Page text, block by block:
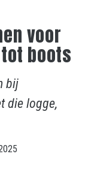
voor
boots
bij
die logge,